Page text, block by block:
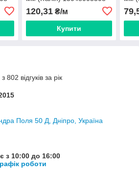
120,31₴/м
Купити
802 відгуків за рік
Поля 50 Д, Дніпро, Україна
з 10:00 до 16:00
роботи